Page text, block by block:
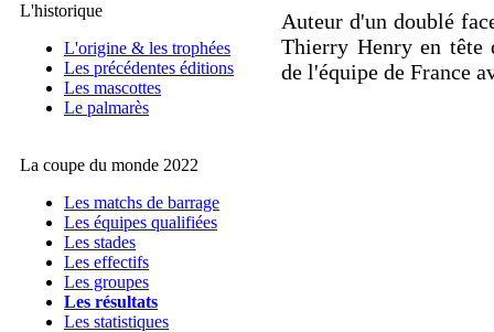
L'historique
L'origine & les trophées
Les précédentes éditions
Les mascottes
Le palmarès
La coupe du monde 2022
Les matchs de barrage
Les équipes qualifiées
Les stades
Les effectifs
Les groupes
Les résultats
Les statistiques
Auteur d'un doublé
Thierry Henry en tête
de l'équipe de France